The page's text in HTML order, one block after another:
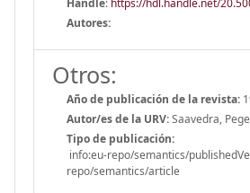
Handle: https://hdl.handle.net/
Autores:
Otros:
Año de publicación de la revista:
Autor/es de la URV:Saavedra,
Tipo de publicación:
info:eu-repo/semantics/
repo/semantics/article